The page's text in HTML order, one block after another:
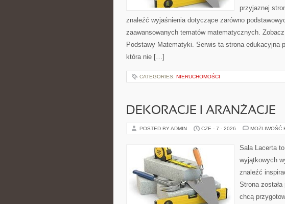
przyjaznej
znaleźć wyjaśnienia dotyczące zarówno
zaawansowanych tematów matematycznych.
Podstawy Matematyki. Serwis ta strona edukacyjna
która nie […]
CATEGORIES: NIERUCHOMOŚCI
DEKORACJE I ARANŻACJE
POSTED BY ADMIN CZE - 7 - 2026 MOŻLIWOŚĆ
Sala Lacerta
wyjątkowych
znaleźć
Strona
chcą